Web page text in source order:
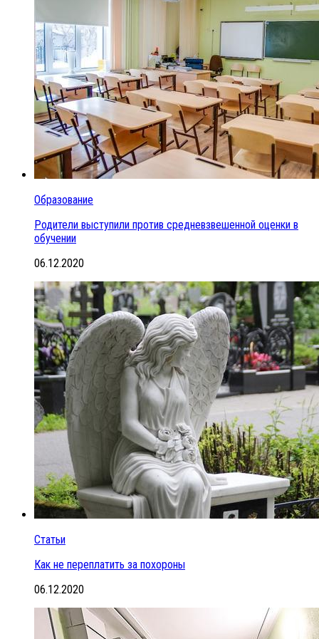
Образование
Родители выступили против средневзвешенной оценки в
обучении
06.12.2020
Статьи
Как не переплатить за похороны
06.12.2020